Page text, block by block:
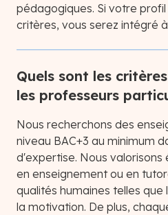
pédagogiques. Si votre
critères, vous serez intégré
Quels sont les
les professeurs
Nous recherchons des
niveau BAC+3 au minimum
d'expertise. Nous
en enseignement ou en
qualités humaines telles
la motivation. De plus,